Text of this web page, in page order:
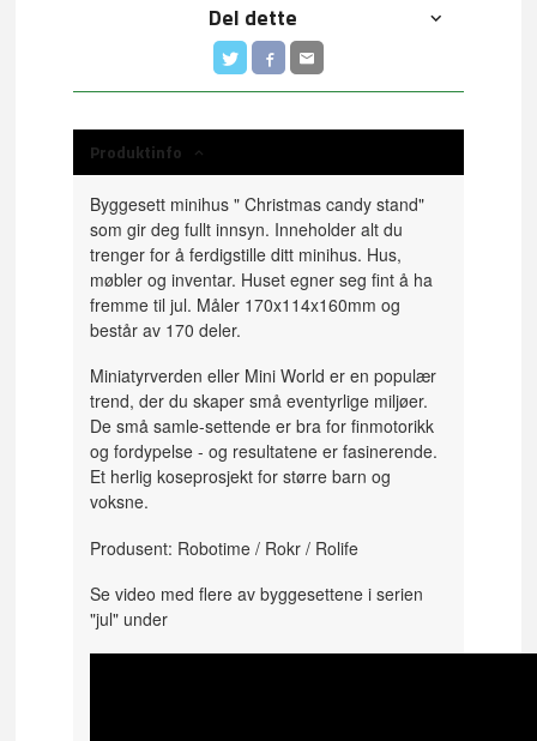
Del dette
Produktinfo
Byggesett minihus " Christmas candy stand"
som gir deg fullt innsyn. Inneholder alt du
trenger for å ferdigstille ditt minihus. Hus,
møbler og inventar. Huset egner seg fint å ha
fremme til jul. Måler 170x114x160mm og
består av 170 deler.
Miniatyrverden eller Mini World er en populær
trend, der du skaper små eventyrlige miljøer.
De små samle-settende er bra for finmotorikk
og fordypelse - og resultatene er fasinerende.
Et herlig koseprosjekt for større barn og
voksne.
Produsent: Robotime / Rokr / Rolife
Se video med flere av byggesettene i serien
"jul" under